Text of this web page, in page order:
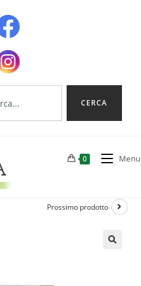
CERCA
0 Menu
Prossimo prodotto